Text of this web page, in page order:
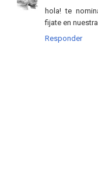
hola! te
fijate en
Responder